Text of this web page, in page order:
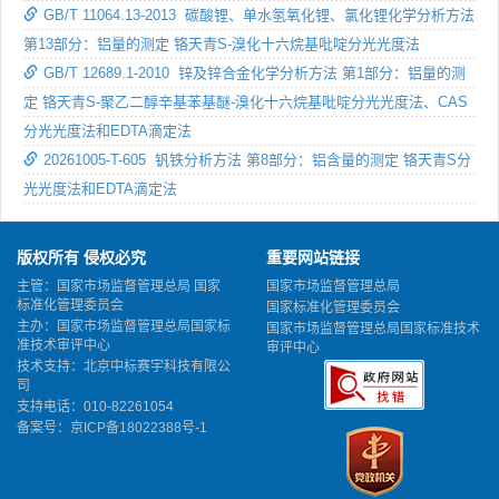
GB/T 11064.13-2013 碳酸锂、单水氢氧化锂、氯化锂化学分析方法
第13部分：铝量的测定 铬天青S-溴化十六烷基吡啶分光光度法
GB/T 12689.1-2010 锌及锌合金化学分析方法 第1部分：铝量的测
定 铬天青S-聚乙二醇辛基苯基醚-溴化十六烷基吡啶分光光度法、CAS
分光光度法和EDTA滴定法
20261005-T-605 钒铁分析方法 第8部分：铝含量的测定 铬天青S分
光光度法和EDTA滴定法
版权所有 侵权必究
主管：国家市场监督管理总局 国家
标准化管理委员会
主办：国家市场监督管理总局国家标
准技术审评中心
技术支持：北京中标赛宇科技有限公
司
支持电话：010-82261054
备案号： 京ICP备18022388号-1
重要网站链接
国家市场监督管理总局
国家标准化管理委员会
国家市场监督管理总局国家标准技术
审评中心